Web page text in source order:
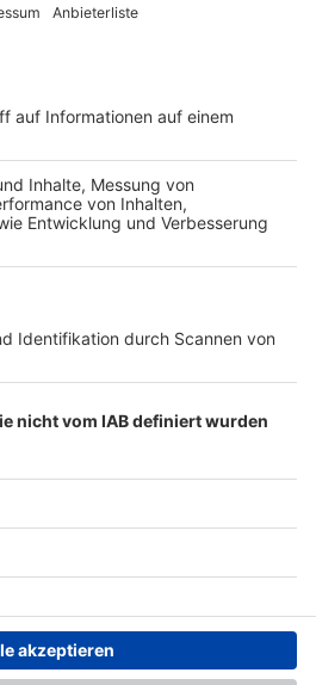
Datenschutz Impressum